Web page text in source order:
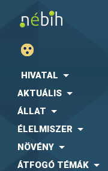
HIVATAL
AKTUÁLIS
ÁLLAT
ÉLELMISZER
NÖVÉNY
ÁTFOGÓ TÉMÁK